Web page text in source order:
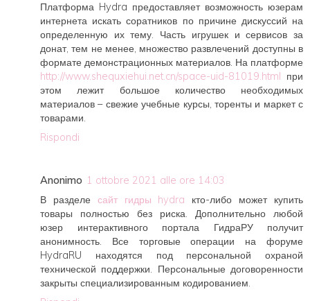
Платформа Hydra предоставляет возможность юзерам
интернета искать соратников по причине дискуссий на
определенную их тему. Часть игрушек и сервисов за
донат, тем не менее, множество развлечений доступны в
формате демонстрационных материалов. На платформе
http://www.shequxiehui.net.cn/space-uid-81019.html
при
этом лежит большое количество необходимых
материалов – свежие учебные курсы, торенты и маркет с
товарами.
Rispondi
Anonimo 1 ottobre 2021 alle ore 14:03
В разделе сайт гидры hydra кто-либо может купить
товары полностью без риска. Дополнительно любой
юзер интерактивного портала ГидраРУ получит
анонимность. Все торговые операции на форуме
HydraRU находятся под персональной охраной
технической поддержки. Персональные договоренности
закрыты специализированным кодированием.